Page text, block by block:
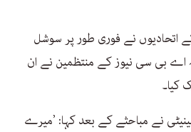
نے فوری طور پر سوشل
کہ اے بی سی نیوز کے منتظمین نے ان
کیا۔
نے مباحثے کے بعد کہا: ’میرے